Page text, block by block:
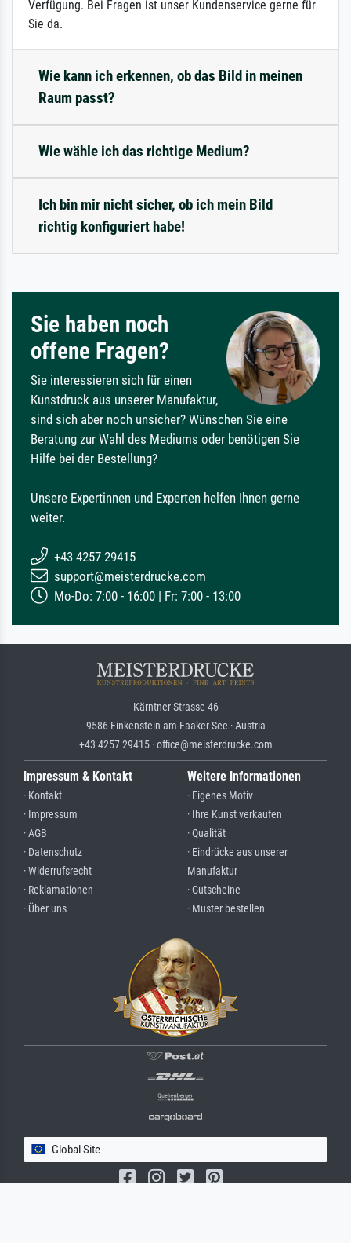
Verfügung. Bei Fragen ist unser Kundenservice gerne für
Sie da.
Wie kann ich erkennen, ob das Bild in meinen
Raum passt?
Wie wähle ich das richtige Medium?
Ich bin mir nicht sicher, ob ich mein Bild
richtig konfiguriert habe!
Sie haben noch
offene Fragen?
Sie interessieren sich für einen
Kunstdruck aus unserer Manufaktur,
sind sich aber noch unsicher? Wünschen Sie eine
Beratung zur Wahl des Mediums oder benötigen Sie
Hilfe bei der Bestellung?
Unsere Expertinnen und Experten helfen Ihnen gerne
weiter.
+43 4257 29415
support@meisterdrucke.com
Mo-Do: 7:00 - 16:00 | Fr: 7:00 - 13:00
Kärntner Strasse 46
9586 Finkenstein am Faaker See · Austria
+43 4257 29415 · office@meisterdrucke.com
Impressum & Kontakt
· Kontakt
· Impressum
· AGB
· Datenschutz
· Widerrufsrecht
· Reklamationen
· Über uns
Weitere Informationen
· Eigenes Motiv
· Ihre Kunst verkaufen
· Qualität
· Eindrücke aus unserer
Manufaktur
· Gutscheine
· Muster bestellen
Global Site